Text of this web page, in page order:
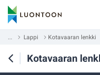
... Lappi Kotavaaran lenkki
Kotavaaran